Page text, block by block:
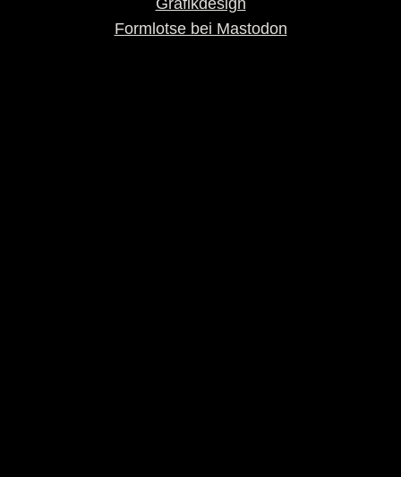
Grafikdesign
Formlotse bei Mastodon